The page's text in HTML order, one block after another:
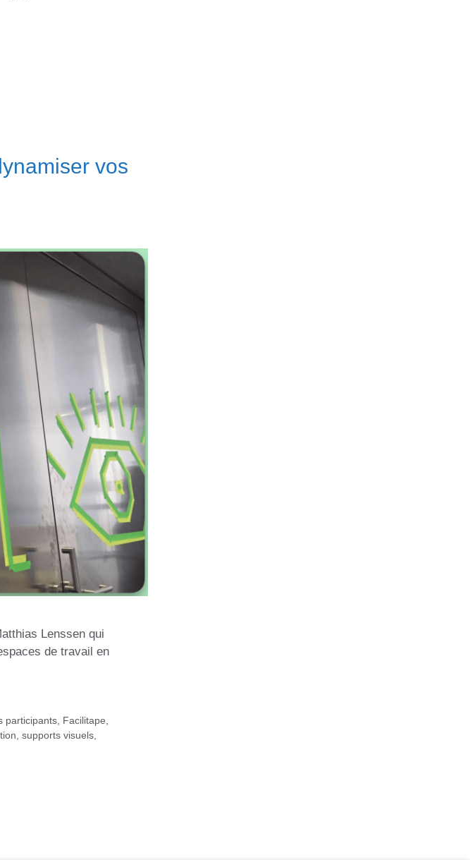
vos
Lenssen qui
de travail en
participants, Facilitape
supports visuels